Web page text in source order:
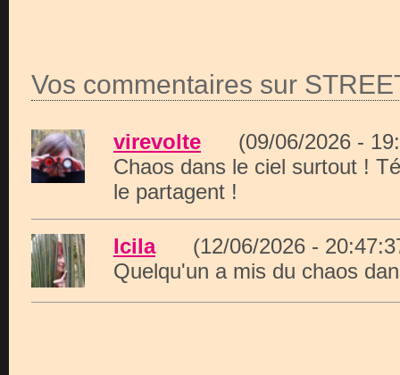
Vos commentaires sur
virevolte (09/06/2026 -
Chaos dans le ciel surtout !
le partagent !
Icila(12/06/2026 -
Quelqu'un a mis du chaos